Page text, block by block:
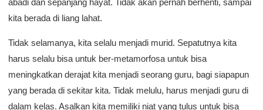
abadi dan sepanjang hayat. Tidak akan pernah berhenti, sampai
kita berada di liang lahat.
Tidak selamanya, kita selalu menjadi murid. Sepatutnya kita
harus selalu bisa untuk ber-metamorfosa untuk bisa
meningkatkan derajat kita menjadi seorang guru, bagi siapapun
yang berada di sekitar kita. Tidak melulu, harus menjadi guru di
dalam kelas. Asalkan kita memiliki niat yang tulus untuk bisa